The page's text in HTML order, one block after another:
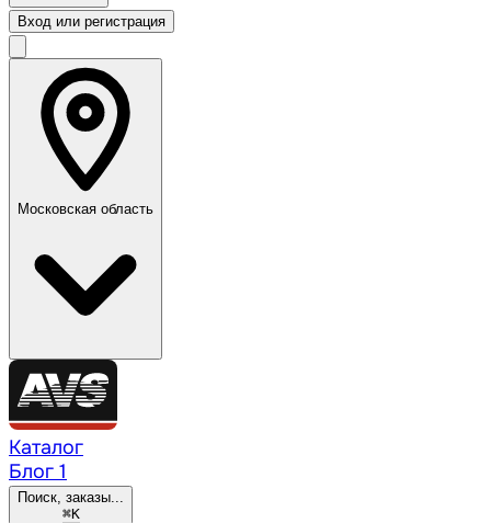
Вход или регистрация
Московская область
Каталог
Блог 1
Поиск, заказы...
⌘K